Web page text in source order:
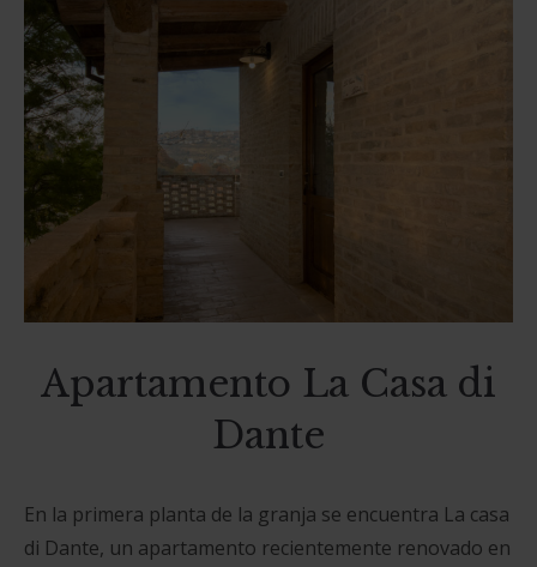
Apartamento La Casa di
Dante
En la primera planta de la granja se encuentra La casa
di Dante, un apartamento recientemente renovado en